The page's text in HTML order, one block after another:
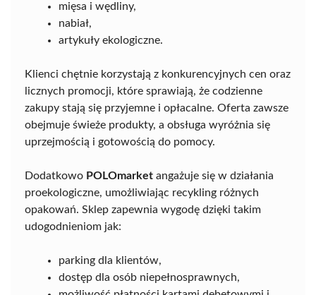
mięsa i wędliny,
nabiał,
artykuły ekologiczne.
Klienci chętnie korzystają z konkurencyjnych cen oraz
licznych promocji, które sprawiają, że codzienne
zakupy stają się przyjemne i opłacalne. Oferta zawsze
obejmuje świeże produkty, a obsługa wyróżnia się
uprzejmością i gotowością do pomocy.
Dodatkowo POLOmarket angażuje się w działania
proekologiczne, umożliwiając recykling różnych
opakowań. Sklep zapewnia wygodę dzięki takim
udogodnieniom jak:
parking dla klientów,
dostęp dla osób niepełnosprawnych,